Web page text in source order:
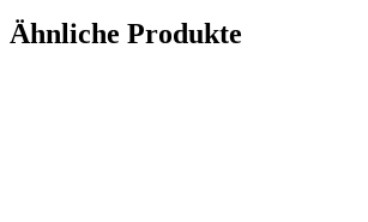
Ähnliche Produkte